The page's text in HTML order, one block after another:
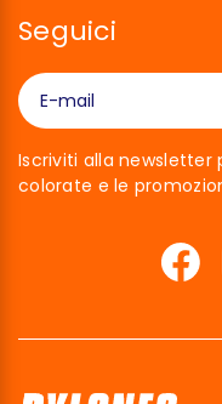
Seguici
Iscriviti alla
colorate e le